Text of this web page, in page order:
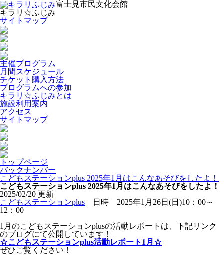
富士見市民文化会館
キラリ☆ふじみ
サイトマップ
主催プログラム
月間スケジュール
チケット購入方法
プログラムへの参加
キラリ☆ふじみとは
施設利用案内
アクセス
サイトマップ
トップページ
バックナンバー
こどもステーションplus 2025年1月はこんなあそびをしたよ！
こどもステーションplus 2025年1月はこんなあそびをしたよ！
2025/02/20 更新
こどもステーションplus 日時 2025年1月26日(日)10：00～
12：00
1月のこどもステーションplusの活動レポートは、下記リンク
のブログにて公開しています！
☆こどもステーションplus活動レポート1月☆
ぜひご覧ください！